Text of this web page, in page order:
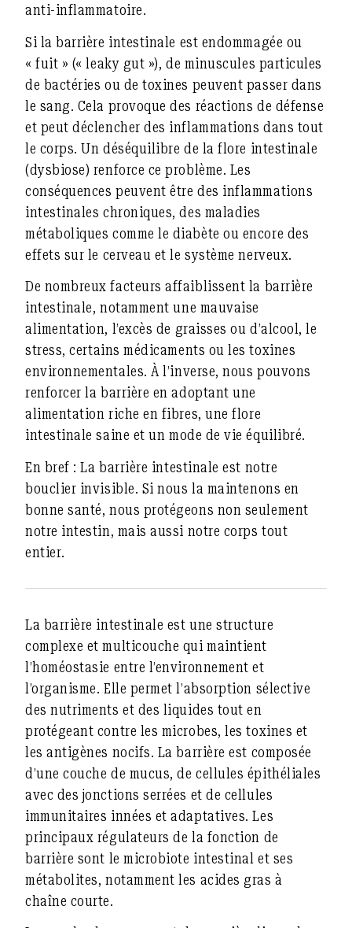
anti-inflammatoire.
Si la barrière intestinale est endommagée ou
« fuit » (« leaky gut »), de minuscules particules
de bactéries ou de toxines peuvent passer dans
le sang. Cela provoque des réactions de défense
et peut déclencher des inflammations dans tout
le corps. Un déséquilibre de la flore intestinale
(dysbiose) renforce ce problème. Les
conséquences peuvent être des inflammations
intestinales chroniques, des maladies
métaboliques comme le diabète ou encore des
effets sur le cerveau et le système nerveux.
De nombreux facteurs affaiblissent la barrière
intestinale, notammentune mauvaise
alimentation, l’excès de graisses ou d’alcool, le
stress,certains médicaments oules toxines
environnementales. À l’inverse, nous pouvons
renforcer la barrière en adoptant une
alimentation riche en fibres, uneflore
intestinale saine et un mode de vie équilibré.
En bref : La barrière intestinale est notre
bouclier invisible. Si nous la maintenons en
bonne santé, nous protégeons non seulement
notre intestin, mais aussi notre corps tout
entier.
La barrière intestinale est une structure
complexe et multicouche qui maintient
l’homéostasie entre l’environnement et
l’organisme. Elle permet l’absorption sélective
des nutriments et des liquides tout en
protégeant contre les microbes, les toxines et
les antigènes nocifs. La barrière est composée
d’une couche de mucus, de cellules épithéliales
avec des jonctions serrées et de cellules
immunitaires innées et adaptatives. Les
principaux régulateurs de la fonction de
barrière sont le microbiote intestinal et ses
métabolites, notamment les acides gras à
chaîne courte.